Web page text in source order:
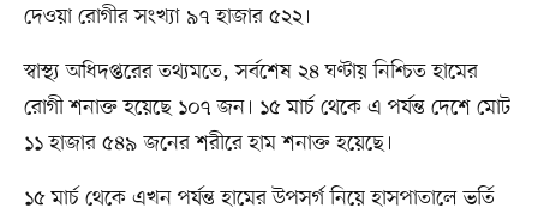
দেওয়া রোগীর সংখ্যা ৯৭ হাজার ৫২২।
স্বাস্থ্য অধিদপ্তরের তথ্যমতে, সর্বশেষ ২৪ ঘণ্টায় নিশ্চিত হামের
রোগী শনাক্ত হয়েছে ১০৭ জন। ১৫ মার্চ থেকে এ পর্যন্ত দেশে মোট
১১ হাজার ৫৪৯ জনের শরীরে হাম শনাক্ত হয়েছে।
১৫ মার্চ থেকে এখন পর্যন্ত হামের উপসর্গ নিয়ে হাসপাতালে ভর্তি